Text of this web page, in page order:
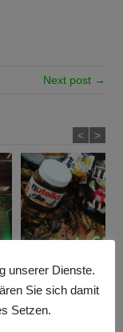
Next post →
Filmwochenende mit
BlackRiverProduction in
Stuttgart
< >
unserer Dienste.
Sie sich damit
Setzen.